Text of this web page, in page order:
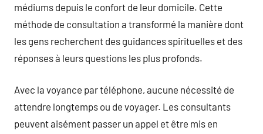
médiums depuis le confort de leur domicile. Cette
méthode de consultation a transformé la manière dont
les gens recherchent des guidances spirituelles et des
réponses à leurs questions les plus profonds.
Avec la voyance par téléphone, aucune nécessité de
attendre longtemps ou de voyager. Les consultants
peuvent aisément passer un appel et être mis en